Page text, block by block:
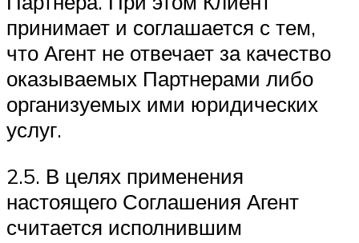
принимает и соглашается с тем,
что Агент не отвечает за качество
оказываемых Партнерами либо
организуемых ими юридических
услуг.
2.5. В целях применения
настоящего Соглашения Агент
считается исполнившим